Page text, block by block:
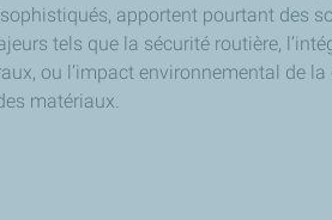
apportent pourtant des
tels que la sécurité routière,
ou l’impact environnemental de
matériaux.